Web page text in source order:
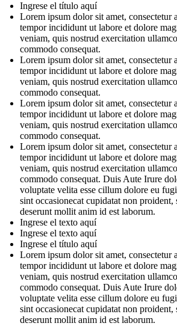
Ingrese el título aquí
Lorem ipsum dolor sit amet, consectetur
tempor incididunt ut labore et dolore
veniam, quis nostrud exercitation
commodo consequat.
Lorem ipsum dolor sit amet, consectetur
tempor incididunt ut labore et dolore
veniam, quis nostrud exercitation
commodo consequat.
Lorem ipsum dolor sit amet, consectetur
tempor incididunt ut labore et dolore
veniam, quis nostrud exercitation
commodo consequat.
Lorem ipsum dolor sit amet, consectetur
tempor incididunt ut labore et dolore
veniam, quis nostrud exercitation
commodo consequat. Duis Aute Irure
voluptate velita esse cillum dolore eu
sint occasionecat cupidatat non
deserunt mollit anim id est laborum.
Ingrese el texto aquí
Ingrese el texto aquí
Ingrese el título aquí
Lorem ipsum dolor sit amet, consectetur
tempor incididunt ut labore et dolore
veniam, quis nostrud exercitation
commodo consequat. Duis Aute Irure
voluptate velita esse cillum dolore eu
sint occasionecat cupidatat non
deserunt mollit anim id est laborum.